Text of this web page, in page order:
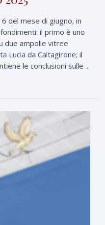
6 del mese di giugno, in
il primo è uno
due ampolle vitree
Lucia da Caltagirone; il
le conclusioni sulle ...